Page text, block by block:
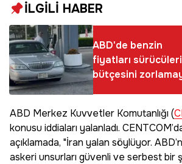
İLGİLİ HABER
ABD'de benzin
fiyatları
bütçesini
devam ediyor
ABD Merkez Kuvvetler Komutanlığı (
konusu iddiaları yalanladı.
açıklamada, "İran yalan söylüyor.
askeri unsurları güvenli ve serbest bir